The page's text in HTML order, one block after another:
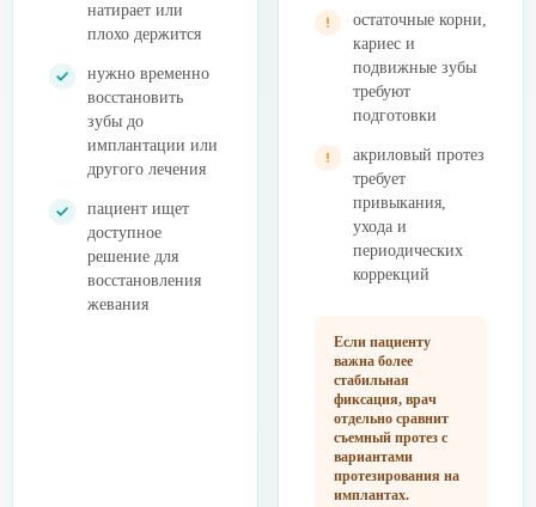
натирает или
плохо держится
нужно временно
восстановить
зубы до
имплантации или
другого лечения
пациент ищет
доступное
решение для
восстановления
жевания
остаточные корни,
кариес и
подвижные зубы
требуют
подготовки
акриловый протез
требует
привыкания,
ухода и
периодических
коррекций
Если пациенту
важна более
стабильная
фиксация, врач
отдельно сравнит
съемный протез с
вариантами
протезирования на
имплантах.